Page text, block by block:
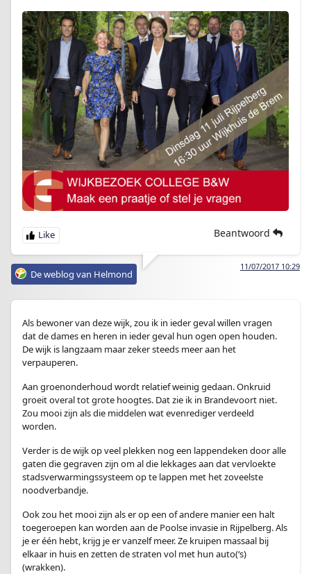
Beantwoord
11/07/2017 10:29
De weblog van Helmond
Als bewoner van deze wijk, zou ik in ieder geval willen vragen
dat de dames en heren in ieder geval hun ogen open houden.
De wijk is langzaam maar zeker steeds meer aan het
verpauperen.
Aan groenonderhoud wordt relatief weinig gedaan. Onkruid
groeit overal tot grote hoogtes. Dat zie ik in Brandevoort niet.
Zou mooi zijn als die middelen wat evenrediger verdeeld
worden.
Verder is de wijk op veel plekken nog een lappendeken door alle
gaten die gegraven zijn om al die lekkages aan dat vervloekte
stadsverwarmingssysteem op te lappen met het zoveelste
noodverbandje.
Ook zou het mooi zijn als er op een of andere manier een halt
toegeroepen kan worden aan de Poolse invasie in Rijpelberg. Als
je er één hebt, krijg je er vanzelf meer. Ze kruipen massaal bij
elkaar in huis en zetten de straten vol met hun auto(‘s)
(wrakken).